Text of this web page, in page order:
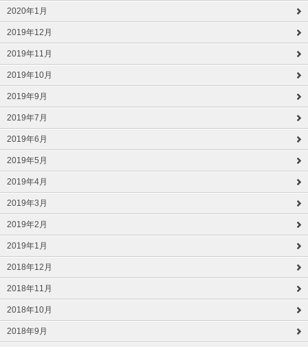
2020年1月
2019年12月
2019年11月
2019年10月
2019年9月
2019年7月
2019年6月
2019年5月
2019年4月
2019年3月
2019年2月
2019年1月
2018年12月
2018年11月
2018年10月
2018年9月